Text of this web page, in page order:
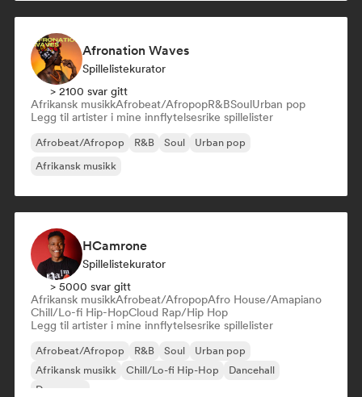
Afronation Waves
Spillelistekurator
> 2100 svar gitt
Afrikansk musikkAfrobeat/AfropopR&BSoulUrban pop
Legg til artister i mine innflytelsesrike spillelister
Afrobeat/Afropop R&B Soul
Urban pop
Afrikansk musikk
HCamrone
Spillelistekurator
> 5000 svar gitt
Afrikansk musikkAfrobeat/AfropopAfro House/Amapiano
Chill/Lo-fi Hip-HopCloud Rap/Hip Hop
Legg til artister i mine innflytelsesrike spillelister
Afrobeat/Afropop R&B Soul
Urban pop
Afrikansk musikk
Chill/Lo-fi Hip-Hop
Dancehall
Dancepop